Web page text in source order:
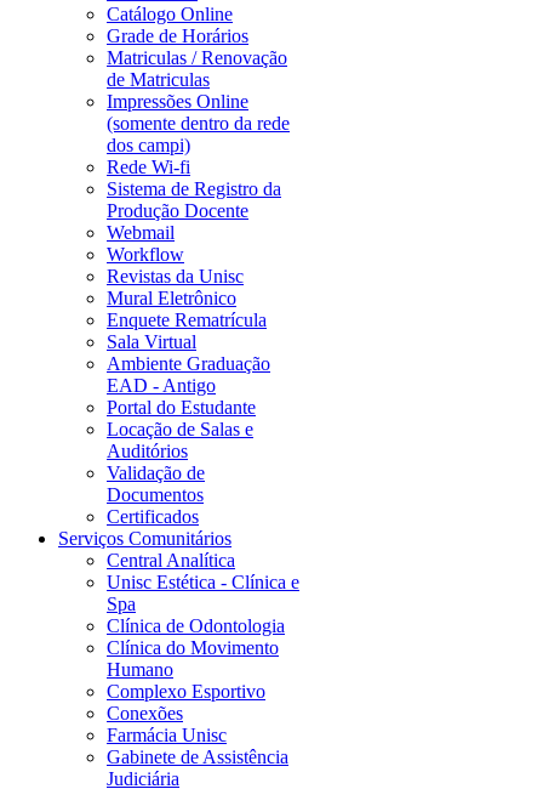
Catálogo Online
Grade de Horários
Matriculas / Renovação
de Matriculas
Impressões Online
(somente dentro da rede
dos campi)
Rede Wi-fi
Sistema de Registro da
Produção Docente
Webmail
Workflow
Revistas da Unisc
Mural Eletrônico
Enquete Rematrícula
Sala Virtual
Ambiente Graduação
EAD - Antigo
Portal do Estudante
Locação de Salas e
Auditórios
Validação de
Documentos
Certificados
Serviços Comunitários
Central Analítica
Unisc Estética - Clínica e
Spa
Clínica de Odontologia
Clínica do Movimento
Humano
Complexo Esportivo
Conexões
Farmácia Unisc
Gabinete de Assistência
Judiciária